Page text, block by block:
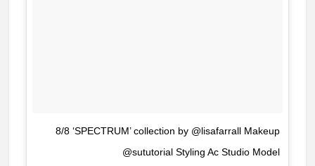
8/8 ‘SPECTRUM’ collection by @lisafarrall Makeup
@sututorial Styling Ac Studio Model